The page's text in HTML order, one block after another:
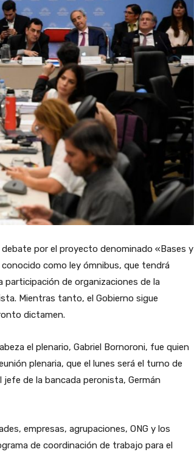
por el proyecto denominado «Bases y
como ley ómnibus, que tendrá
participación de organizaciones de la
Mientras tanto, el Gobierno sigue
dictamen.
el plenario, Gabriel Bornoroni, fue quien
plenaria, que el lunes será el turno de
de la bancada peronista, Germán
empresas, agrupaciones, ONG y los
de coordinación de trabajo para el